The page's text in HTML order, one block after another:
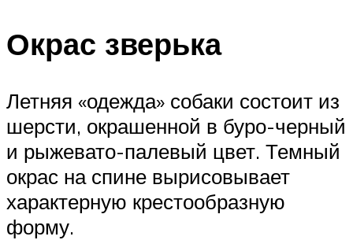
Окрас зверька
Летняя «одежда» собаки состоит из
шерсти, окрашенной в буро-черный
и рыжевато-палевый цвет. Темный
окрас на спине вырисовывает
характерную крестообразную
форму.